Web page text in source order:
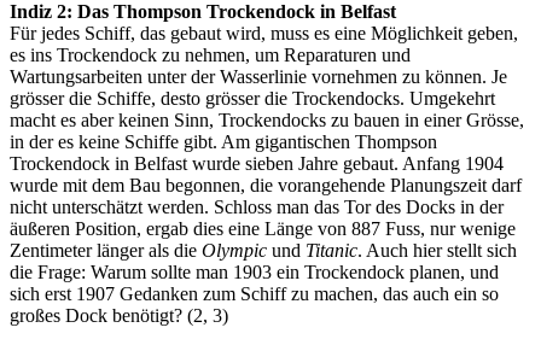
Indiz 2: Das Thompson Trockendock in Belfast
Für jedes Schiff, das gebaut wird, muss es eine Möglichkeit geben,
es ins Trockendock zu nehmen, um Reparaturen und
Wartungsarbeiten unter der Wasserlinie vornehmen zu können. Je
grösser die Schiffe, desto grösser die Trockendocks. Umgekehrt
macht es aber keinen Sinn, Trockendocks zu bauen in einer Grösse,
in der es keine Schiffe gibt. Am gigantischen Thompson
Trockendock in Belfast wurde sieben Jahre gebaut. Anfang 1904
wurde mit dem Bau begonnen, die vorangehende Planungszeit darf
nicht unterschätzt werden. Schloss man das Tor des Docks in der
äußeren Position, ergab dies eine Länge von 887 Fuss, nur wenige
Zentimeter länger als die Olympic und Titanic. Auch hier stellt sich
die Frage: Warum sollte man 1903 ein Trockendock planen, und
sich erst 1907 Gedanken zum Schiff zu machen, das auch ein so
großes Dock benötigt? (2, 3)